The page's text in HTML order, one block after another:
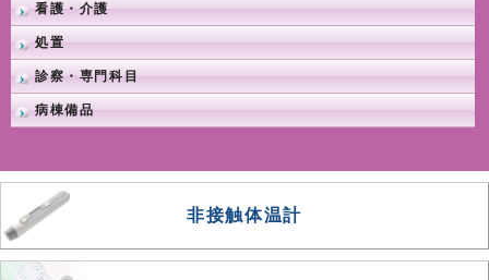
看護・介護
処置
診察・専門科目
病棟備品
非接触体温計